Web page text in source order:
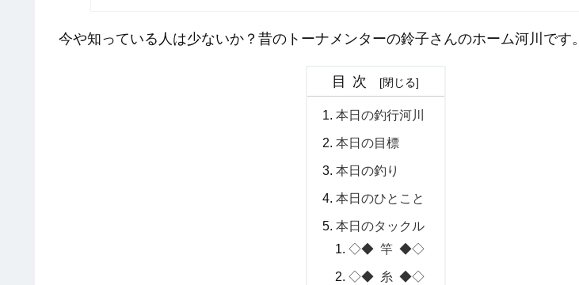
今や知っている人は少ないか？昔のトーナメンターの鈴子さんのホーム河川です。
目次
本日の釣行河川
本日の目標
本日の釣り
本日のひとこと
本日のタックル
◇◆ 竿 ◆◇
◇◆ 糸 ◆◇